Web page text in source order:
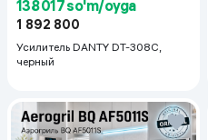
138 017 so'm/oyga
1 892 800
Усилитель DANTY DT-308C,
черный